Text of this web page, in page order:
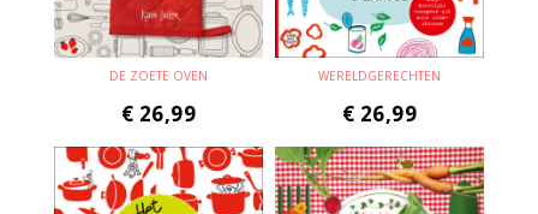
DE ZOETE OVEN
€ 26,99
WERELDGERECHTEN
€ 26,99